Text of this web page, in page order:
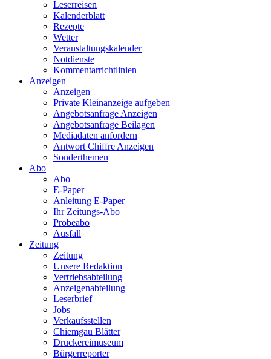
Leserreisen
Kalenderblatt
Rezepte
Wetter
Veranstaltungskalender
Notdienste
Kommentarrichtlinien
Anzeigen
Anzeigen
Private Kleinanzeige aufgeben
Angebotsanfrage Anzeigen
Angebotsanfrage Beilagen
Mediadaten anfordern
Antwort Chiffre Anzeigen
Sonderthemen
Abo
Abo
E-Paper
Anleitung E-Paper
Ihr Zeitungs-Abo
Probeabo
Ausfall
Zeitung
Zeitung
Unsere Redaktion
Vertriebsabteilung
Anzeigenabteilung
Leserbrief
Jobs
Verkaufsstellen
Chiemgau Blätter
Druckereimuseum
Bürgerreporter